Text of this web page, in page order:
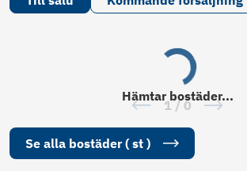
Hämtar bostäder...
1/ 0
Se alla bostäder(st )